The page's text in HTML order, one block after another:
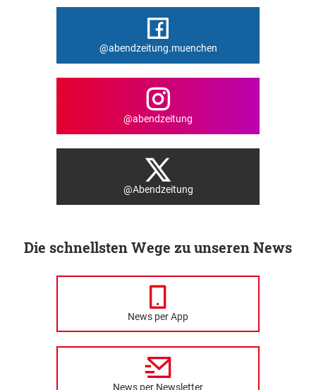
@abendzeitung.muenchen
@abendzeitung
@Abendzeitung
Die schnellsten Wege zu unseren News
News per App
News per Newsletter